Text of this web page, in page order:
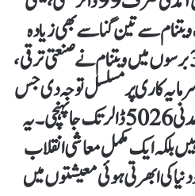
سے تین گنا سے بھی زیادہ
مضبوط تھی۔ تاہم گزشتہ 35 برسوں میں ویتنام نے صنعتی ترقی،
کاری پر مسلسل توجہ دی جس
کے نتیجے میں اس کی فی کس آمدنی 5026 ڈالر تک جا پہنچی۔یہ
بلکہ ایک مکمل معاشی انقلاب
کی ابھرتی ہوئی معیشتوں میں